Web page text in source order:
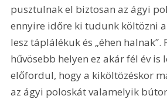
pusztulnak el biztosan az ágyi
ennyire időre ki tudunk költözni
lesz táplálékuk és „éhen halnak”.
hűvösebb helyen ez akár fél év is
előfordul, hogy a kiköltözéskor
az ágyi poloskát valamelyik